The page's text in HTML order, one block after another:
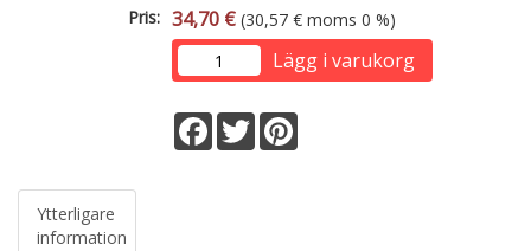
Pris: 34,70 € (30,57 € moms 0 %)
Lägg i varukorg
Facebook
Twitter
Ytterligare
information